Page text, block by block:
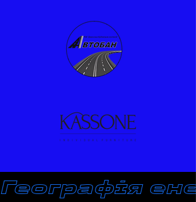
Географія